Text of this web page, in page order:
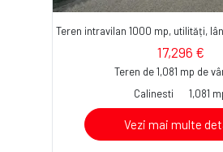
Teren intravilan 1000 mp, utilități,
17,296 €
Teren de 1,081 mp de
Calinesti
1,081
Vezi mai multe